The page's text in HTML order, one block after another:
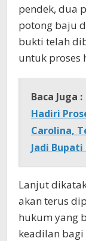
pendek, dua
potong baju
bukti telah
untuk proses
Baca Juga :
Hadiri
Carolina,
Jadi Bupati
Lanjut
akan terus
hukum yang
keadilan